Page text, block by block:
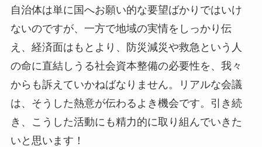
自治体は単に国へお願い的な要望ばかりではいけ
ないのですが、一方で地域の実情をしっかり伝
え、経済面はもとより、防災減災や救急という人
の命に直結しうる社会資本整備の必要性を、我々
からも訴えていかねばなりません。リアルな会議
は、そうした熱意が伝わるよき機会です。引き続
き、こうした活動にも精力的に取り組んでいきた
いと思います！